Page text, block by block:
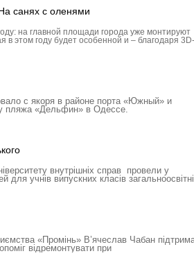
санях с оленями
на главной площади города уже монтируют
в этом году будет особенной и – благодаря 3D-
с якоря в районе порта «Южный» и
пляжа «Дельфин» в Одессе.
внутрішніх справ провели у
для учнів випускних класів
«Промінь» В’ячеслав Чабан
відремонтувати при